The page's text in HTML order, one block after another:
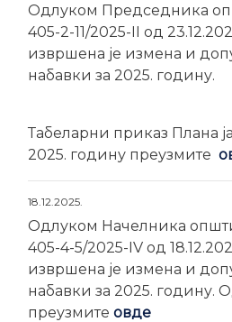
Одлуком Председника
405-2-11/2025-II од
извршена је измена и
набавки за 2025. годину.
Табеларни приказ Плана
2025. годину преузмите
18.12.2025.
Одлуком Начелника
405-4-5/2025-IV од
извршена је измена и
набавки за 2025. годину.
преузмите овде